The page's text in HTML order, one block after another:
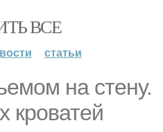
ВСЕ
статьи
на стену.
кроватей